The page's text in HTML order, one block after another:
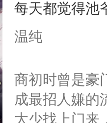
缓行驶在柏油
郁白淡漠的收
立的小白杨站
后。系统:好
呵。后来——
每天都觉得池
温纯
商初时曾是豪
成最招人嫌的
大少找上门来